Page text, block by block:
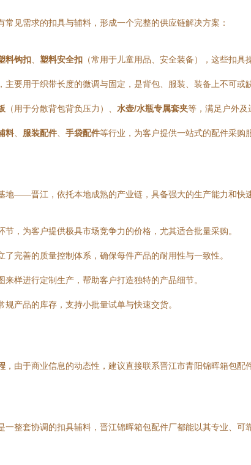
见需求的扣具与辅料，形成一个完整的供应链解决方案：
料钩扣 塑料安全扣 （常用于儿童用品、安全装备），这些扣具
主要用于织带长度的微调与固定，是背包、服装、装备上不可或
（用于分散背包背负压力）、 水壶/水瓶专属套夹等，满足户外及
料 服装配件 手袋配件等行业，为客户提供一站式的配件采购
地——晋江，依托本地成熟的产业链，具备强大的生产能力和快
节，为客户提供极具市场竞争力的价格，尤其适合批量采购。
完善的质量控制体系，确保每件产品的耐用性与一致性。
样进行定制生产，帮助客户打造独特的产品细节。
产品的库存，支持小批量试单与快速交货。
，由于商业信息的动态性，建议直接联系晋江市青阳锦晖箱包
整套协调的扣具辅料，晋江锦晖箱包配件厂都能以其专业、